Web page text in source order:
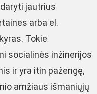
jautrius
arba el.
Tokie
socialinės inžinerijos
ir yra itin pažengę,
amžiaus išmaniųjų